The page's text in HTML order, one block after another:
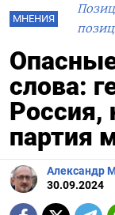
МНЕНИЯ
слова:
Россия,
партия
Александр
30.09.2024